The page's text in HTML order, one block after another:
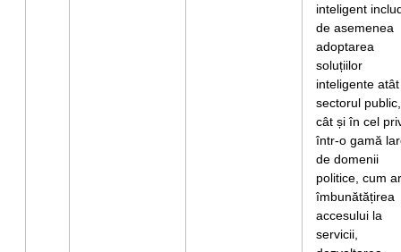
inteligent
de asemenea
adoptarea
soluțiilor
inteligente
sectorul public,
cât și în cel
într-o gamă
de domenii
politice, cum
îmbunătățirea
accesului la
servicii,